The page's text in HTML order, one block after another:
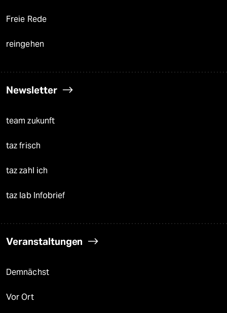
Freie Rede
reingehen
Newsletter
team zukunft
taz frisch
taz zahl ich
taz lab Infobrief
Veranstaltungen
Demnächst
Vor Ort